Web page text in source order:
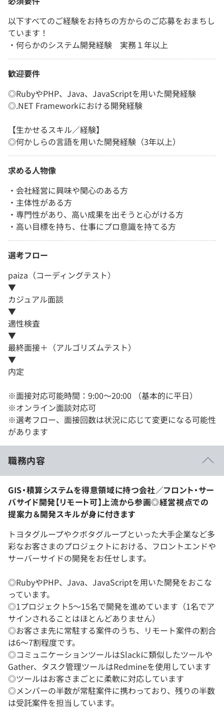
以下すべてのご経験をお持ちの方からのご応募をおまちし
ています！
・何らかのシステム開発経験 実務１年以上
歓迎要件
◎RubyやPHP、Java、JavaScriptを用いた開発経験
◎.NET Frameworkにおける開発経験
【生かせるスキル／経験】
◎何かしらの言語を用いた開発経験（3年以上）
求める人物像
・会社経営に興味や関心のある方
・主体性がある方
・専門性があり、高い成果を出そうと心がける方
・高い目標を持ち、仕事にプロ意識を持てる方
選考フロー
paiza（コーディングテスト）
▼
カジュアル面談
▼
適性検査
▼
最終面接＋（アルゴリズムテスト）
▼
内定
※面接対応可能時間：9:00～20:00 （基本的に平日）
※オンライン面談対応可
※選考フロー、面接回数は状況に応じて変更になる可能性
があります
職務内容
GIS・積算システムを得意領域に持つ会社／フロント・サー
バサイド開発【リモート可】上流から参画◎経営視点での
提案力＆開発スキルが身に付きます
トヨタグループやクボタグループといった大手企業など多
彩なお客さまのプロジェクトにおける、フロントエンドや
サーバーサイドの開発をお任せします。
◎RubyやPHP、Java、JavaScriptを用いた開発をおこな
っています。
◎1プロジェクト5～15名で開発を進めています（1名でア
サインされることはほとんどありません）
◎お客さま先に常駐する案件のうち、リモート案件の割合
は6～7割程度です。
◎コミュニケーションツールはSlackに類似したツールや
Gather、タスク管理ツールはRedmineを使用しています
◎ツールはお客さまごとに柔軟に対応しています
◎メンバーの半数が常駐案件に携わっており、残りの半数
は受託案件を担当しています。